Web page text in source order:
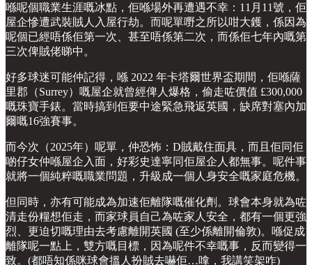
喺呢個職業生涯嘅冰點，佢喺場外再遭遇不幸：11月11號，佢
屋企慘遭武裝賊人入屋行劫。而呢單嘢之所以咁大鑊，係因為
呢個已經唔係佢第一次、甚至唔係第二次，而係佢七年內嘅第
三次俾賊佬睇中。
好多球迷可能仲記得，喺 2022 年卡塔爾世界盃期間，佢喺薩
里郡（Surrey）嘅屋企就曾經俾人爆格，偷走咗價值 £300,000
嘅珠寶手錶。當時搞到佢要中途緊急飛返英國，缺席對塞內加
爾嘅16強賽事。
而今次（2025年）呢單，仲恐怖：D賊戴住面具，而且佢同佢
啲仔女仲喺屋企入面，好彩史達寧同佢屋企人都無事。呢件事
就將一個純粹嘅職業問題，升級成一個人身安全嘅家庭危機。
但同時，亦有可能成為加速佢離隊嘅催化劑。球會本身就為咗
清走份糧想佢走，而家球員自己為咗家人安全，都有一個更強
烈、更迫切嘅理由去考慮離開英國 (至少係離開倫敦)。喺促成
離隊呢一點上，雙方嘅目標，因為呢件不幸嘅事，反而變得一
致。(都唔知係咪球會搵人扮賊去嚇佢…嗱，我講笑架咋)